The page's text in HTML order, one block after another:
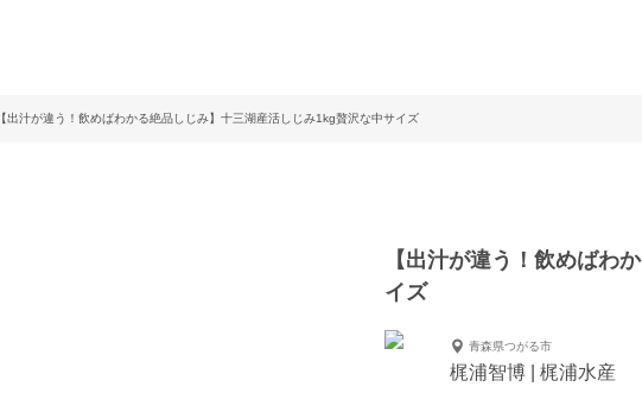
【出汁が違う！飲めばわかる絶品しじみ】十三湖産活しじみ1kg贅沢な中サイズ
【出汁が違う！飲めばわ
イズ
青森県つがる市
梶浦智博 | 梶浦水産